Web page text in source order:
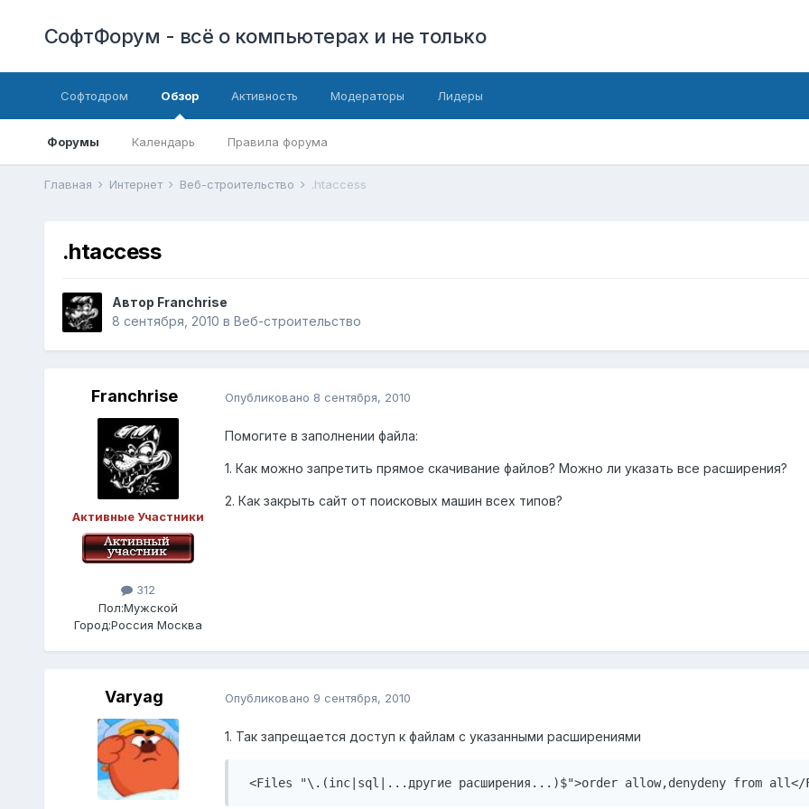
СофтФорум - всё о компьютерах и не только
Софтодром Обзор
Форумы Календарь Правила форума
Активность Модераторы Лидеры
Главная Интернет Веб-строительство .htaccess
.htaccess
Автор Franchrise
8 сентября, 2010 в Веб-строительство
Franchrise
Активные Участники
312
Пол:Мужской
Город:Россия Москва
Опубликовано 8 сентября, 2010
Помогите в заполнении файла:
1. Как можно запретить прямое скачивание файлов? Можно ли указать все расширения?
2. Как закрыть сайт от поисковых машин всех типов?
Varyag Опубликовано 9 сентября, 2010
1. Так запрещается доступ к файлам с указанными расширениями
<Files "\.(inc|sql|...другие расширения...)$">order allow,denydeny from all</